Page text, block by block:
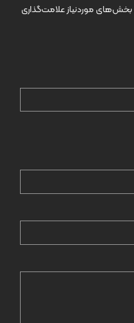
بخش‌های موردنیاز علامت‌گذاری